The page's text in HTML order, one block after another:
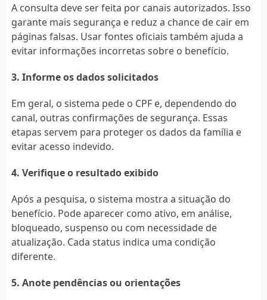
A consulta deve ser feita por canais autorizados. Isso
garante mais segurança e reduz a chance de cair em
páginas falsas. Usar fontes oficiais também ajuda a
evitar informações incorretas sobre o benefício.
3. Informe os dados solicitados
Em geral, o sistema pede o CPF e, dependendo do
canal, outras confirmações de segurança. Essas
etapas servem para proteger os dados da família e
evitar acesso indevido.
4. Verifique o resultado exibido
Após a pesquisa, o sistema mostra a situação do
benefício. Pode aparecer como ativo, em análise,
bloqueado, suspenso ou com necessidade de
atualização. Cada status indica uma condição
diferente.
5. Anote pendências ou orientações